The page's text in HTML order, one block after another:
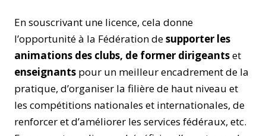
En souscrivant une licence, cela donne
l’opportunité à la Fédération desupporter les
animations des clubs, de former dirigeantset
enseignants pour un meilleur encadrement de la
pratique, d’organiser la filière de haut niveau et
les compétitions nationales et internationales, de
renforcer et d’améliorer les services fédéraux, etc.